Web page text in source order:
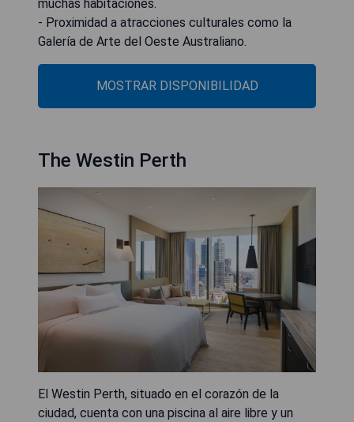
muchas habitaciones.
- Proximidad a atracciones culturales como la
Galería de Arte del Oeste Australiano.
MOSTRAR DISPONIBILIDAD
The Westin Perth
El Westin Perth, situado en el corazón de la
ciudad, cuenta con una piscina al aire libre y un